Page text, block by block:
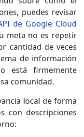
puedes revisar
de Google Cloud
meta no es repetir
cantidad de veces
de información
está firmemente
comunidad.
local de forma
con descripciones